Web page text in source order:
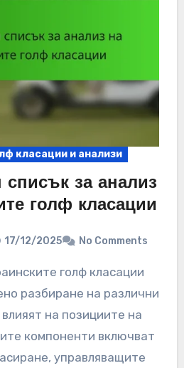
класации и анализи
списък за анализ
голф класации
17/12/2025 No Comments
разбиране на различни
на позициите на
компоненти включват
управляващите